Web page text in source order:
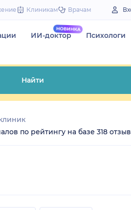
Клиникам Врачам
ИИ-доктор Психологи
Найти
по рейтингу на базе 318